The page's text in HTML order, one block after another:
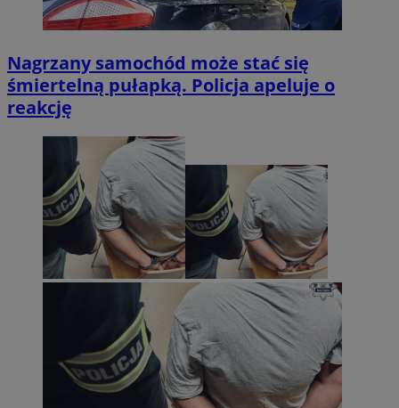
Nagrzany samochód może stać się
śmiertelną pułapką. Policja apeluje o
reakcję